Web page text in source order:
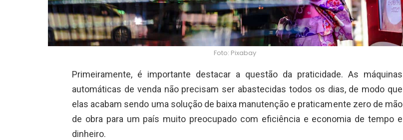
Foto: Pixabay
Primeiramente, é importante destacar a questão da praticidade. As máquinas
automáticas de venda não precisam ser abastecidas todos os dias, de modo que
elas acabam sendo uma solução de baixa manutenção e praticamente zero de mão
de obra para um país muito preocupado com eficiência e economia de tempo e
dinheiro.